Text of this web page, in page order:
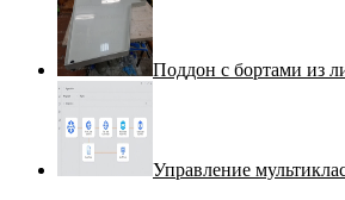
Поддон с бортами из
Управление